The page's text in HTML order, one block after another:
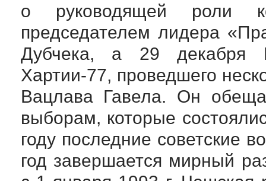
о руководящей роли
председателем лидера
Дубчека, а 29 декабря
Хартии-77, проведшего
Вацлава Гавела. Он
выборам, которые
году последние советские
год завершается мирный